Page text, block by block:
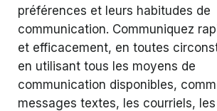
préférences et leurs habitudes de
communication. Communiquez
et efficacement, en toutes
en utilisant tous les moyens de
communication disponibles,
messages textes, les courriels,